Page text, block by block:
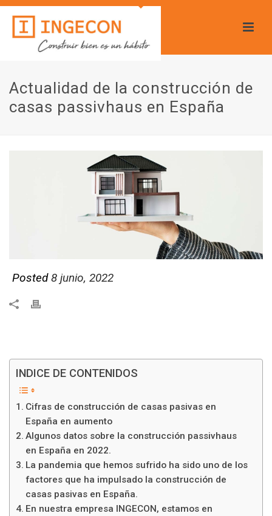
Actualidad de la construcción de
casas passivhaus en España
Posted8 junio, 2022
INDICE DE CONTENIDOS
Cifras de construcción de casas pasivas en
España en aumento
Algunos datos sobre la construcción passivhaus
en España en 2022.
La pandemia que hemos sufrido ha sido uno de los
factores que ha impulsado la construcción de
casas pasivas en España.
En nuestra empresa INGECON, estamos en